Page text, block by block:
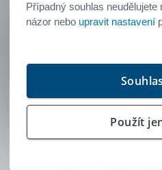
Klient
Případný souhlas
názor nebo upravit nastavení
Použít